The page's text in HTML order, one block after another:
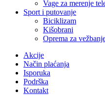
Vage za merenje
Sport i putovanje
Biciklizam
Kišobrani
Oprema za
Akcije
Način plaćanja
Isporuka
Podrška
Kontakt